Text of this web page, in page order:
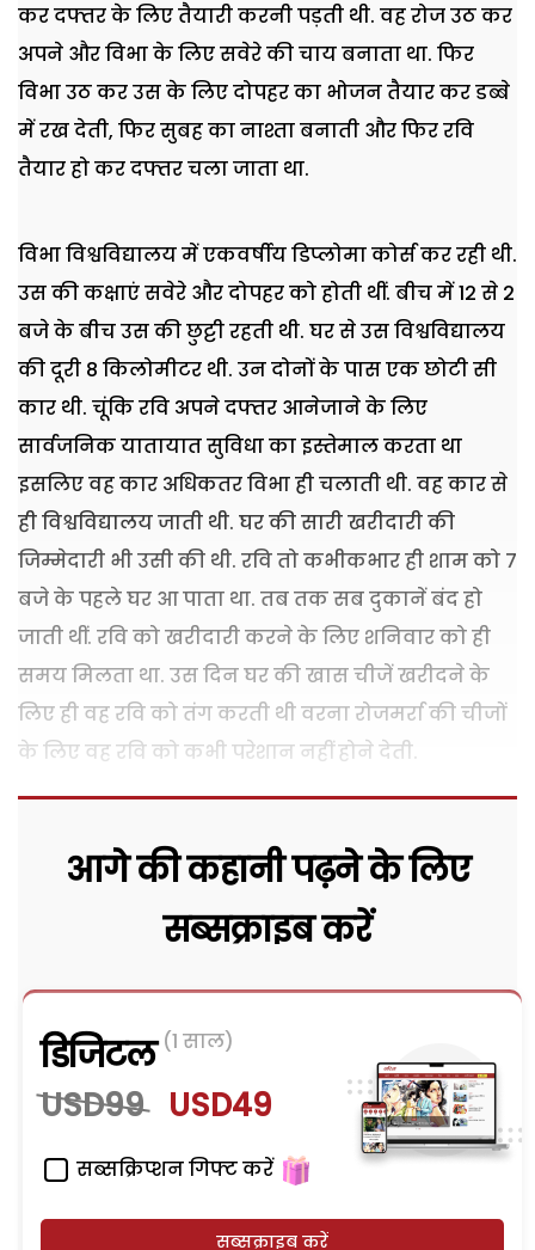
कर दफ्तर के लिए तैयारी करनी पड़ती थी. वह रोज उठ कर
अपने और विभा के लिए सवेरे की चाय बनाता था. फिर
विभा उठ कर उस के लिए दोपहर का भोजन तैयार कर डब्बे
में रख देती, फिर सुबह का नाश्ता बनाती और फिर रवि
तैयार हो कर दफ्तर चला जाता था.
विभा विश्वविद्यालय में एकवर्षीय डिप्लोमा कोर्स कर रही थी.
उस की कक्षाएं सवेरे और दोपहर को होती थीं. बीच में 12 से 2
बजे के बीच उस की छुट्टी रहती थी. घर से उस विश्वविद्यालय
की दूरी 8 किलोमीटर थी. उन दोनों के पास एक छोटी सी
कार थी. चूंकि रवि अपने दफ्तर आनेजाने के लिए
सार्वजनिक यातायात सुविधा का इस्तेमाल करता था
इसलिए वह कार अधिकतर विभा ही चलाती थी. वह कार से
ही विश्वविद्यालय जाती थी. घर की सारी खरीदारी की
जिम्मेदारी भी उसी की थी. रवि तो कभीकभार ही शाम को 7
बजे के पहले घर आ पाता था. तब तक सब दुकानें बंद हो
जाती थीं. रवि को खरीदारी करने के लिए शनिवार को ही
समय मिलता था. उस दिन घर की खास चीजें खरीदने के
लिए ही वह रवि को तंग करती थी वरना रोजमर्रा की चीजों
के लिए वह रवि को कभी परेशान नहीं होने देती.
आगे की कहानी पढ़ने के लिए
सब्सक्राइब करें
डिजिटल (1 साल)
USD99 USD49
सब्सक्रिप्शन गिफ्ट करें
सब्सक्राइब करें